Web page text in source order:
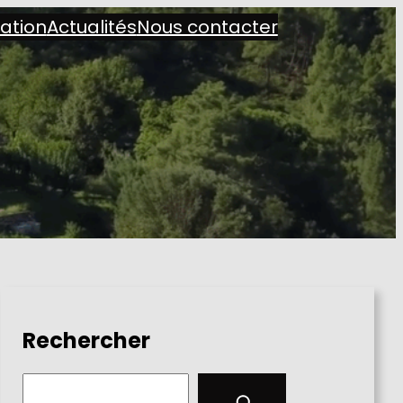
ActualitésNous contacter
Rechercher